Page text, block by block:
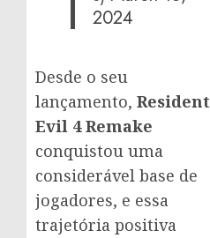
2024
Desde o seu
lançamento, Resident
Evil 4 Remake
conquistou uma
considerável base de
jogadores, e essa
trajetória positiva